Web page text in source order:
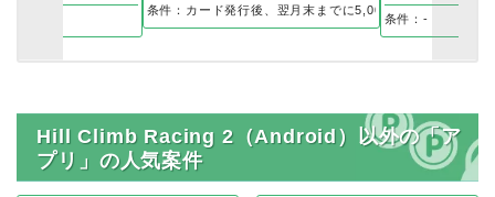
条件：カード発行後、翌月末までに5,000円（税込）以上
条件：-
Hill Climb Racing 2（Android）以外の「ア
プリ」の人気案件